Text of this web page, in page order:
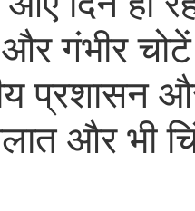
और गंभीर
प्रशासन
और भी